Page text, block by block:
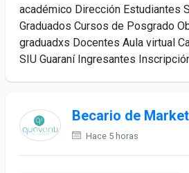
académico Dirección Estudiantes
Graduados Cursos de Posgrado
graduadxs Docentes Aula virtual
SIU Guaraní Ingresantes
Becario de
Hace 5 horas